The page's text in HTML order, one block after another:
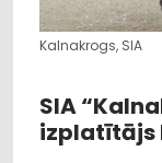
Kalnakrogs, SIA
SIA
izplatītājs